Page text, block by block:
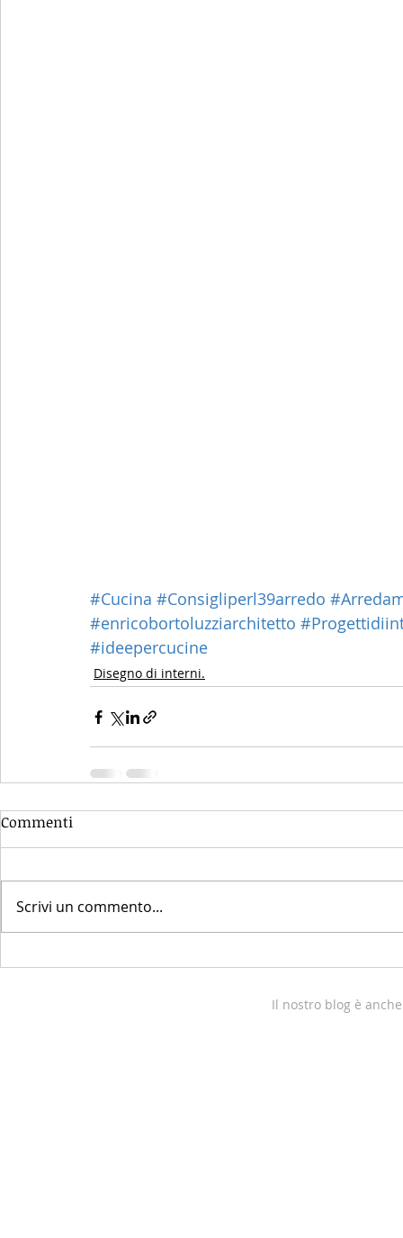
#Cucina #Consigliperl39arredo
#enricobortoluzziarchitetto
#ideepercucine
Disegno di interni.
Commenti
Scrivi un commento...
Il nostro blog è